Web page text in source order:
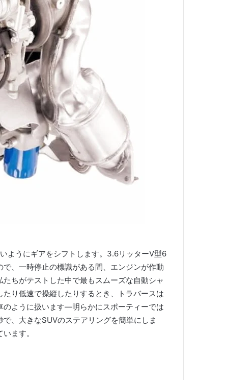
うにギアをシフトします。 3.6リッターV型6
、一時停止の標識がある間、エンジンが作動
たちがテストした中で最もスムーズな自動シャ
たり低速で操縦したりするとき、トラバースは
ように扱います—明らかにスポーティーでは
、大きなSUVのステアリングを簡単にしま
ます。